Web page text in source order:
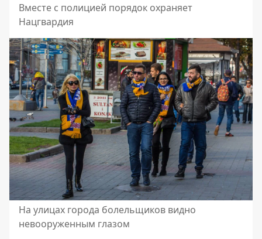
Вместе с полицией порядок охраняет
Нацгвардия
На улицах города болельщиков видно
невооруженным глазом